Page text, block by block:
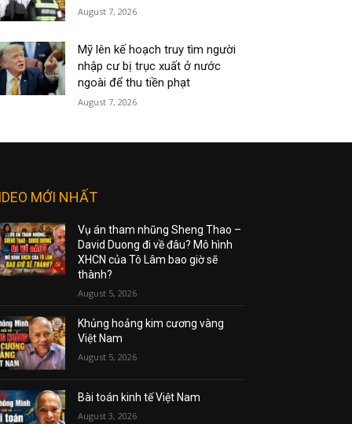
August 7, 2026
Mỹ lên kế hoạch truy tìm người
nhập cư bị trục xuất ở nước
ngoài để thu tiền phạt
August 7, 2026
MỚI NHẤT
Vụ án tham nhũng Sheng Thao –
David Duong đi về đâu? Mô hình
XHCN của Tô Lâm bao giờ sẽ
thành?
August 5, 2026
Khủng hoảng kim cương vàng
Việt Nam
August 5, 2026
Bài toán kinh tế Việt Nam
August 3, 2026